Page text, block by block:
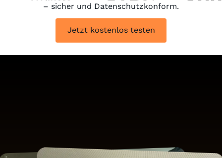
– sicher und Datenschutzkonform.
Jetzt kostenlos testen